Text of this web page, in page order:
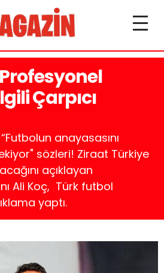
Çarpıcı
anayasasını
sözleri! Ziraat Türkiye
açıklayan
Ali Koç, Türk futbol
yaptı.